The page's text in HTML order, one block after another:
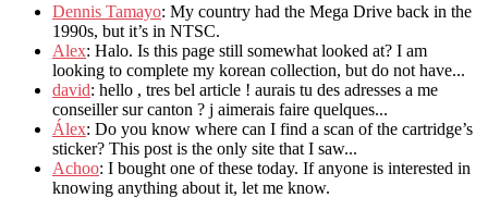
Dennis Tamayo: My country had the Mega Drive back in the
1990s, but it’s in NTSC.
Alex: Halo. Is this page still somewhat looked at? I am
looking to complete my korean collection, but do not have...
david: hello , tres bel article ! aurais tu des adresses a me
conseiller sur canton ? j aimerais faire quelques...
Álex: Do you know where can I find a scan of the cartridge’s
sticker? This post is the only site that I saw...
Achoo: I bought one of these today. If anyone is interested in
knowing anything about it, let me know.